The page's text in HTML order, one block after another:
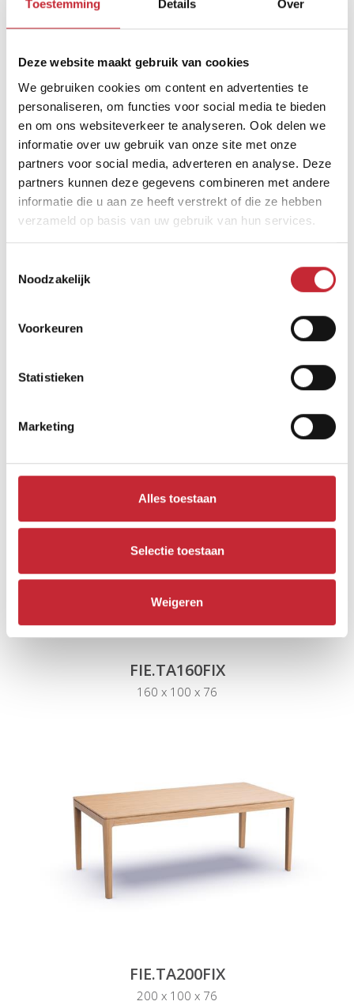
Toestemming Details Over
Deze website maakt gebruik van cookies
We gebruiken cookies om content en advertenties te
personaliseren, om functies voor social media te bieden
en om ons websiteverkeer te analyseren. Ook delen we
informatie over uw gebruik van onze site met onze
partners voor social media, adverteren en analyse. Deze
partners kunnen deze gegevens combineren met andere
informatie die u aan ze heeft verstrekt of die ze hebben
verzameld op basis van uw gebruik van hun services.
Noodzakelijk
Voorkeuren
Statistieken
Marketing
Alles toestaan
Selectie toestaan
Weigeren
160/240 x 100 x 76
Zoek uw dichtsbijzijnde
dealer in ons netwerk
Vind een dealer
FIE.TA160FIX
160 x 100 x 76
FIE.TA200FIX
200 x 100 x 76